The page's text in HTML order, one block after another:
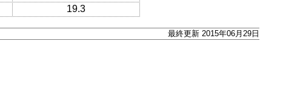
19.3
最終更新 2015年06月29日